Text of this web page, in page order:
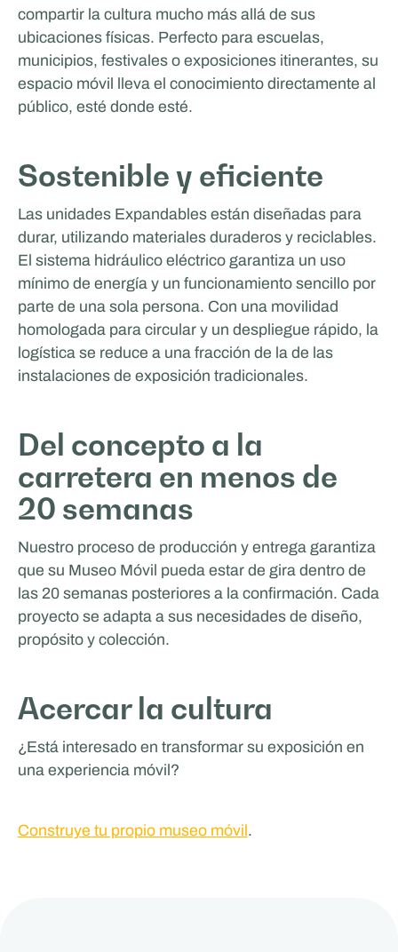
compartir la cultura mucho más allá de sus
ubicaciones físicas. Perfecto para escuelas,
municipios, festivales o exposiciones itinerantes, su
espacio móvil lleva el conocimiento directamente al
público, esté donde esté.
Sostenible y eficiente
Las unidades Expandables están diseñadas para
durar, utilizando materiales duraderos y reciclables.
El sistema hidráulico eléctrico garantiza un uso
mínimo de energía y un funcionamiento sencillo por
parte de una sola persona. Con una movilidad
homologada para circular y un despliegue rápido, la
logística se reduce a una fracción de la de las
instalaciones de exposición tradicionales.
Del concepto a la
carretera en menos de
20 semanas
Nuestro proceso de producción y entrega garantiza
que su Museo Móvil pueda estar de gira dentro de
las 20 semanas posteriores a la confirmación. Cada
proyecto se adapta a sus necesidades de diseño,
propósito y colección.
Acercar la cultura
¿Está interesado en transformar su exposición en
una experiencia móvil?
Construye tu propio museo móvil.